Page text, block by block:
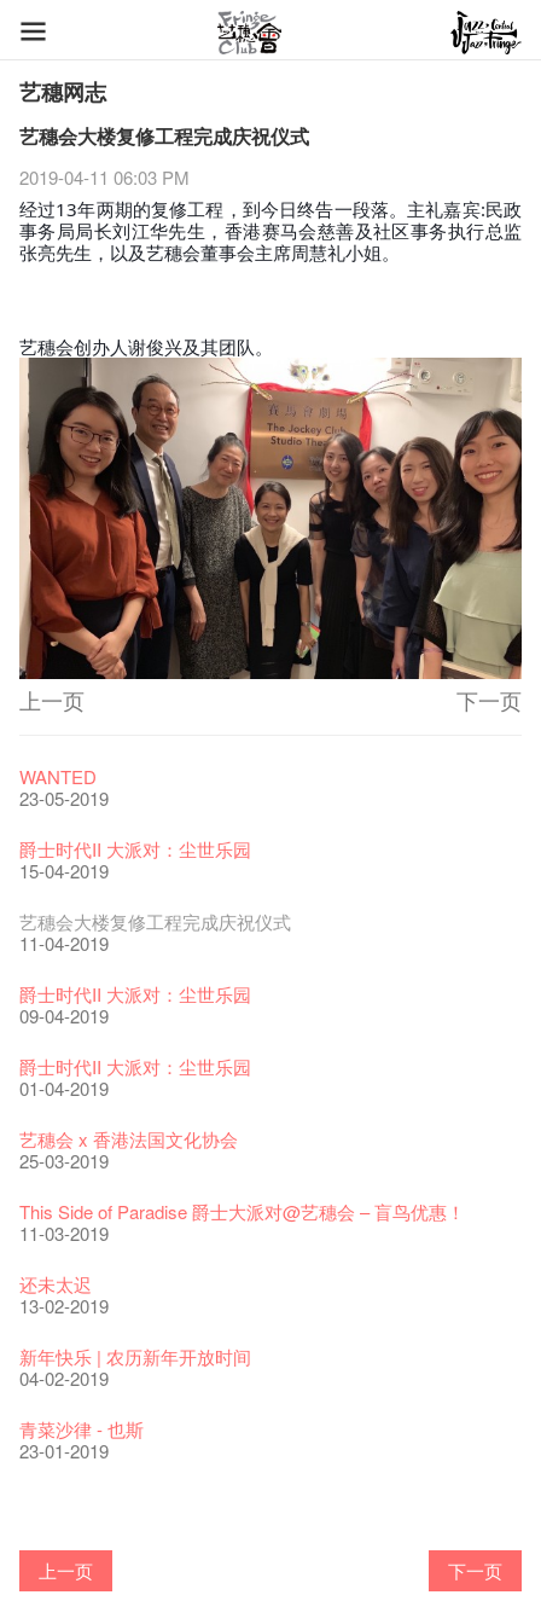
艺穗网志
艺穗会大楼复修工程完成庆祝仪式
2019-04-11 06:03 PM
经过13年两期的复修工程，到今日终告一段落。主礼嘉宾:民政
事务局局长刘江华先生，香港赛马会慈善及社区事务执行总监
张亮先生，以及艺穗会董事会主席周慧礼小姐。
艺穗会创办人谢俊兴及其团队。
上一页 下一页
艺穗节2026
11-12-2025
《艺穗节2025》记者招待会
30-12-2024
艺穗会揭开新篇章
28-12-2023
艺穗会室乐系列: Opera Odyssey | 艺穗会 x 香港大歌剧院
04-07-2023
The Vault Cafe is now OPEN! Feste x Fringe Pop-Up
Collaboration
20-09-2022
艺穗好物
09-06-2022
艺穗会40周年展览 — 回忆及艺术作品征集
13-01-2022
古宅里的下午茶
14-12-2021
古宅里的下午茶 - 初冲
09-07-2021
奶库推出日式午餐
05-03-2021
Veggie Lunch @Dairy
07-12-2020
We'll Survive!
06-08-2020
艺穗会复刻版 1983 LOGO TEE
03-08-2020
【德国原生蜂蜜 — 买第二件半价 🍯 】
22-07-2020
玉露篇 ——【京都直送宇治茶 ✈ 数量有限 🍵 冰库有售及可网
上落单】
30-06-2020
煎茶篇 ——【京都直送宇治茶✈数量有限 🍵 冰库有售及可网上
落单】
演出期间须佩戴口罩
22-06-2020
4月21日(星期二)重新开放
16-04-2020
暂时关闭作深层清洁和静修
03-04-2020
我们的辣椒小故事 Part 2
我们的辣椒小故事 Part 1
17-03-2020
暂停开放至二月二日
28-01-2020
艺穗会仝人・鼠年共勉
24-01-2020
圣诞平安，新年快乐！
24-12-2019
爵士乐教材套
30-11-2019
WANTED!
17-09-2019
票房柜台的拆除
13-08-2019
31-07-2019
02-07-2019
17-06-2019
WANTED
23-05-2019
爵士时代II 大派对：尘世乐园
15-04-2019
艺穗会大楼复修工程完成庆祝仪式
11-04-2019
爵士时代II 大派对：尘世乐园
09-04-2019
爵士时代II 大派对：尘世乐园
01-04-2019
艺穗会 x 香港法国文化协会
25-03-2019
This Side of Paradise 爵士大派对@艺穗会 – 盲鸟优惠！
11-03-2019
还未太迟
13-02-2019
新年快乐 | 农历新年开放时间
04-02-2019
青菜沙律 - 也斯
23-01-2019
陶‧茗 台湾陶艺名家展 ︰ 李贤治‧翁士杰‧赖孝哲 展览
格外地创 : 艺穗会的故事
🎃万圣节 · 艺穗会 · 有啲野
Notice: *MICFR tonight at 7pm*
24-01-2017
注意: 设于艺穗会之快达票售票处将于2017年1月14日(六)后结
16-11-2016
【艺穗会的20个秘密】#15 靠窗外路灯照明的表演
Colette’s?
19-10-2016
26-09-2016
08-07-2016
22-02-2016
27-11-2015
18-05-2015
11-03-2015
艺穗会—星期日的好去处!
03-02-2015
新年新景象:D
06-01-2015
与冰冰、Benny一起品嚐咖啡！
10-12-2014
冰​窖之Pasta再次登场！
24-11-2014
艺术家沙龙 — 洪志仑 (韩国)
29-10-2014
摄影廊变身Colette's Bar 12:00-00:00
17-02-2014
上一页 下一页